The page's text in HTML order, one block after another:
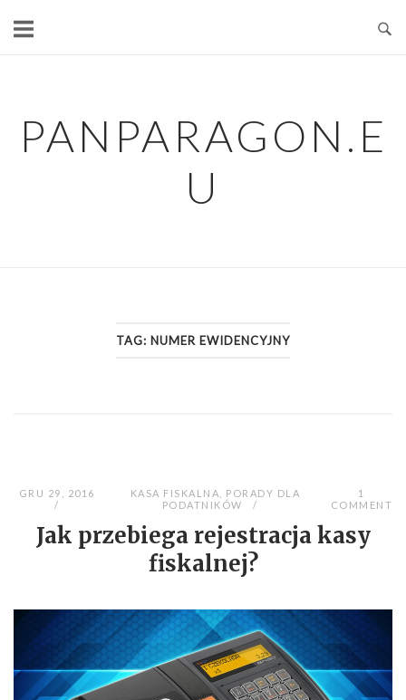
PANPARAGON.E
U
TAG: NUMER EWIDENCYJNY
GRU 29, 2016 KASA FISKALNA
PORADY DLA
PODATNIKÓW
1
COMMENT
Jak przebiega rejestracja kasy
fiskalnej?